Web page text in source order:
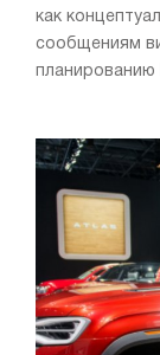
как
сообщениям
планированию